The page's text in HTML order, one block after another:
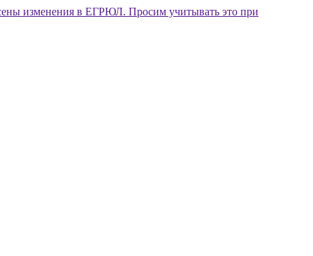
изменения в ЕГРЮЛ. Просим учитывать это при